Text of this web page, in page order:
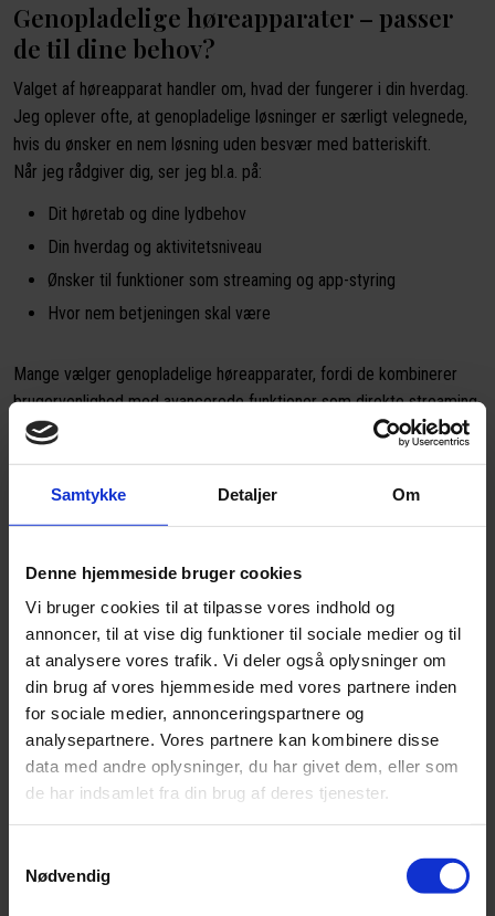
Samtykke Detaljer Om
Denne hjemmeside bruger cookies
Vi bruger cookies til at tilpasse vores indhold og
annoncer, til at vise dig funktioner til sociale medier og til
at analysere vores trafik. Vi deler også oplysninger om
din brug af vores hjemmeside med vores partnere inden
for sociale medier, annonceringspartnere og
analysepartnere. Vores partnere kan kombinere disse
data med andre oplysninger, du har givet dem, eller som
de har indsamlet fra din brug af deres tjenester.
Nødvendig
Genopladelige høreapparater – passer
de til dine behov?
Valget af høreapparat handler om, hvad der fungerer i din hverdag.
Jeg oplever ofte, at genopladelige løsninger er særligt velegnede,
hvis du ønsker en nem løsning uden besvær med batteriskift.
Når jeg rådgiver dig, ser jeg bl.a. på:
Dit høretab og dine lydbehov
Din hverdag og aktivitetsniveau
Ønsker til funktioner som streaming og app-styring
Hvor nem betjeningen skal være
Mange vælger genopladelige høreapparater, fordi de kombinerer
brugervenlighed med avancerede funktioner som direkte streaming
og automatisk tilpasning til omgivelserne.​
Hvad koster genopladelige
høreapparater?
Prisen på genopladelige høreapparater varierer afhængigt af
Hos mig får du altid en grundig gennemgang af dine muligheder, så
du ved, hvad du betaler for. Samtidig er der mulighed for
tilskud til
høreapparater
, hvilket kan reducere din egenbetaling væsentligt.
Jeg anbefaler altid, at du prøver apparaterne i praksis. Derfor får du
mulighed for at teste dine høreapparater gratis i op til 30 dage, så
du kan mærke forskellen i dine egne omgivelser, før du træffer en
Prøv høreapparater i trygge rammer